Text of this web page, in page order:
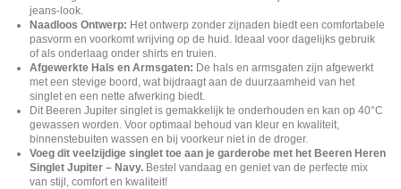
jeans-look.
Naadloos Ontwerp: Het ontwerp zonder zijnaden biedt een comfortabele
pasvorm en voorkomt wrijving op de huid. Ideaal voor dagelijks gebruik
of als onderlaag onder shirts en truien.
Afgewerkte Hals en Armsgaten: De hals en armsgaten zijn afgewerkt
met een stevige boord, wat bijdraagt aan de duurzaamheid van het
singlet en een nette afwerking biedt.
Dit Beeren Jupiter singlet is gemakkelijk te onderhouden en kan op 40°C
gewassen worden. Voor optimaal behoud van kleur en kwaliteit,
binnenstebuiten wassen en bij voorkeur niet in de droger.
Voeg dit veelzijdige singlet toe aan je garderobe met het Beeren Heren
Singlet Jupiter – Navy. Bestel vandaag en geniet van de perfecte mix
van stijl, comfort en kwaliteit!